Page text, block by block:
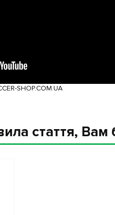
SHOP.COM.UA
стаття, Вам